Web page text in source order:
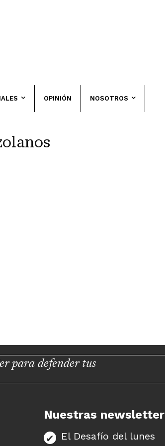
OPINIÓN NOSOTROS
para defender tus
Nuestras newsletter
El Desafío del lunes